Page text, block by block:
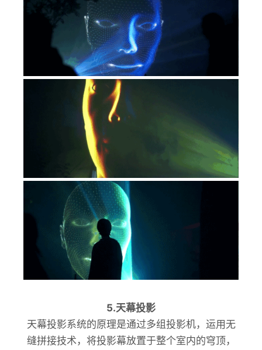
5.天幕投影
天幕投影系统的原理是通过多组投影机，运用无
缝拼接技术，将投影幕放置于整个室内的穹顶，